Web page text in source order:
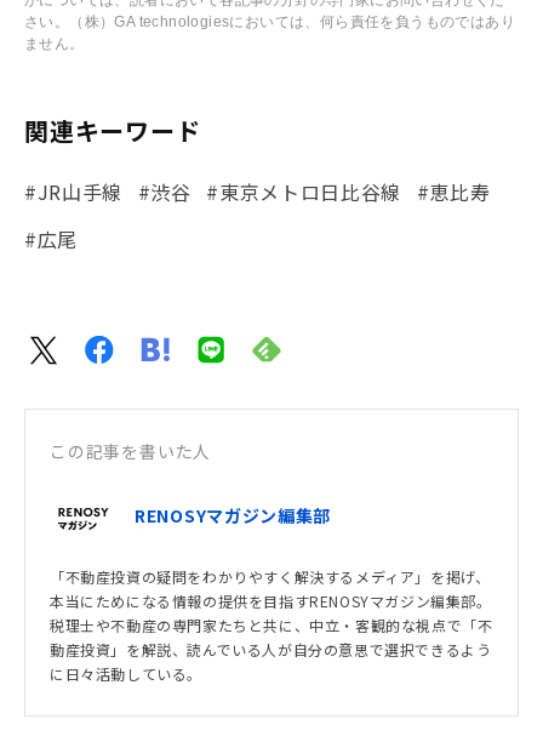
さい。（株）GA technologiesにおいては、何ら責任を負うものではあり
ません。
関連キーワード
#JR山手線 #渋谷 #東京メトロ日比谷線
#恵比寿
#広尾
この記事を書いた人
RENOSYマガジン編集部
「不動産投資の疑問をわかりやすく解決するメディア」を掲げ、
本当にためになる情報の提供を目指すRENOSYマガジン編集部。
税理士や不動産の専門家たちと共に、中立・客観的な視点で「不
動産投資」を解説、読んでいる人が自分の意思で選択できるよう
に日々活動している。